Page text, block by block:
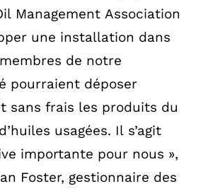
Management Association
une installation dans
de notre
pourraient déposer
sans frais les produits du
usagées. Il s’agit
importante pour nous »,
Foster, gestionnaire des